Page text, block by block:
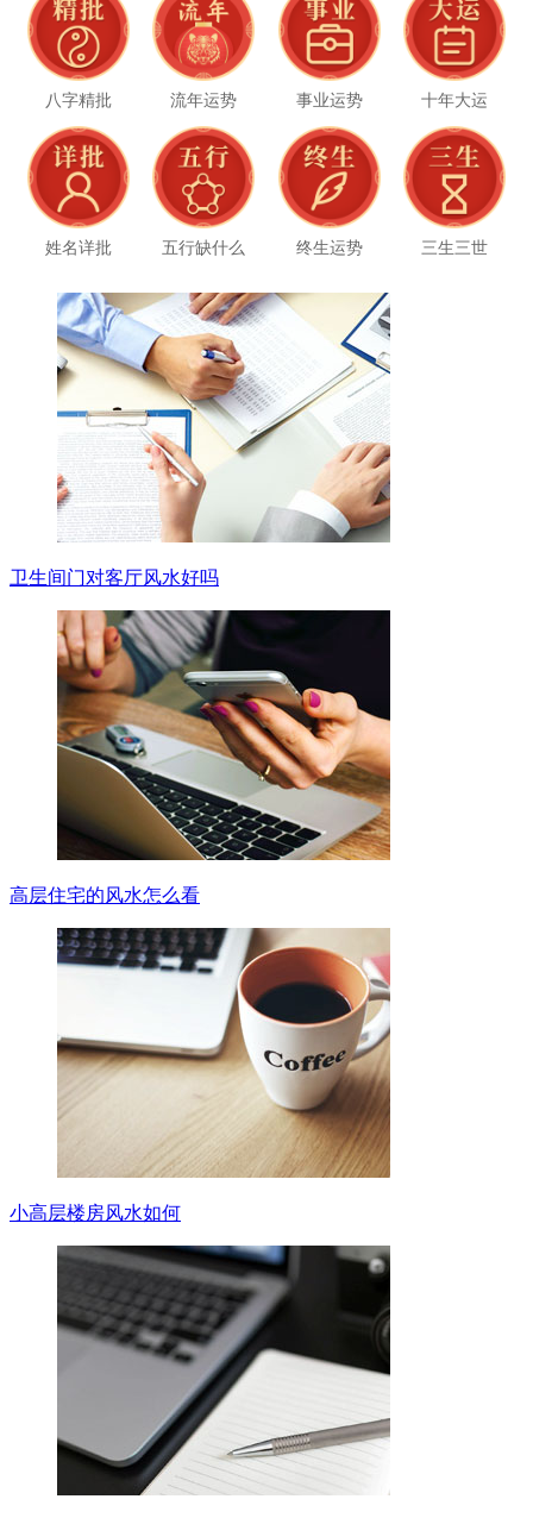
八字精批 流年运势 事业运势 十年大运
姓名详批 五行缺什么 终生运势 三生三世
卫生间门对客厅风水好吗
高层住宅的风水怎么看
小高层楼房风水如何